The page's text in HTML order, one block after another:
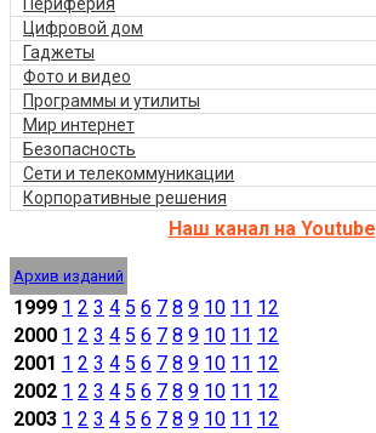
Цифровой дом
Гаджеты
Фото и видео
Программы и утилиты
Мир интернет
Безопасность
Сети и телекоммуникации
Корпоративные решения
Наш канал на Youtube
Архив изданий
1999 1 2 3 4 5 6 7 8 9 10 11 12
2000 1 2 3 4 5 6 7 8 9 10 11 12
2001 1 2 3 4 5 6 7 8 9 10 11 12
2002 1 2 3 4 5 6 7 8 9 10 11 12
2003 1 2 3 4 5 6 7 8 9 10 11 12